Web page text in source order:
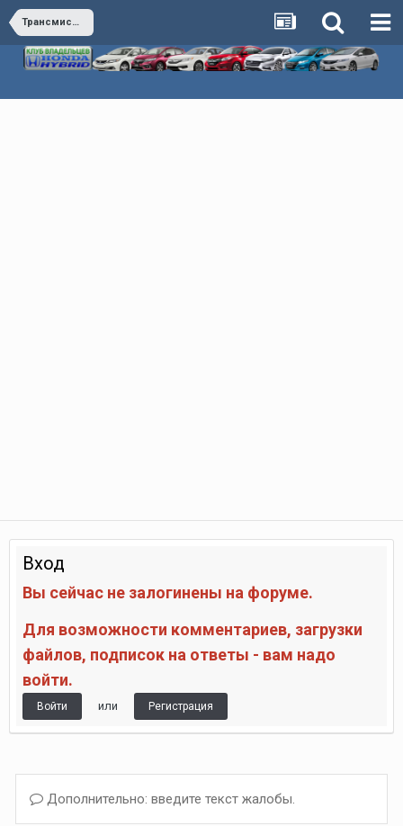
Трансмиссия
Вход
Вы сейчас не залогинены на форуме.
Для возможности комментариев, загрузки
файлов, подписок на ответы - вам надо
войти.
Войти или Регистрация
Дополнительно: введите текст жалобы.